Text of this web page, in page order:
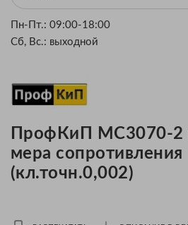
Пн-Пт.: 09:00-18:00
Сб, Вс.: выходной
ПрофКиП МС3070-2
мера сопротивления
(кл.точн.0,002)